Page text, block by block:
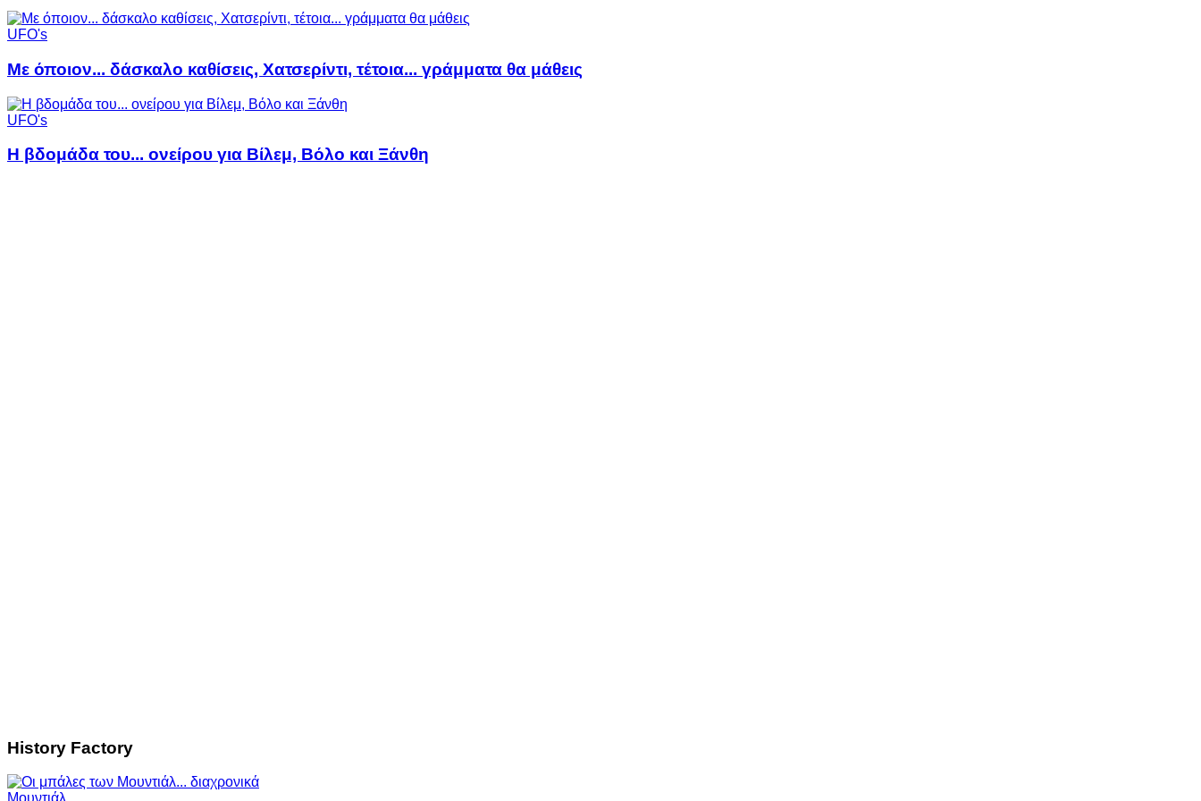
UFO's
Με όποιον... δάσκαλο καθίσεις, Χατσερίντι, τέτοια... γράμματα θα μάθεις
UFO's
Η βδομάδα του... ονείρου για Βίλεμ, Βόλο και Ξάνθη
History Factory